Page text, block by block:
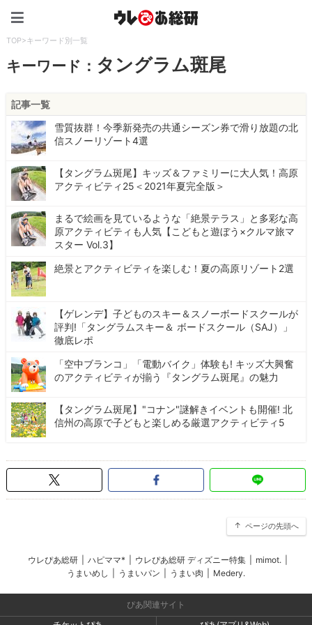
TOP>キーワード別一覧
キーワード： タングラム斑尾
記事一覧
雪質抜群！今季新発売の共通シーズン券で滑り放題の北
信スノーリゾート4選
【タングラム斑尾】キッズ＆ファミリーに大人気！高原
アクティビティ25＜2021年夏完全版＞
まるで絵画を見ているような「絶景テラス」と多彩な高
原アクティビティも人気【こどもと遊ぼう×クルマ旅マ
スター Vol.3】
絶景とアクティビティを楽しむ！夏の高原リゾート2選
【ゲレンデ】子どものスキー＆スノーボードスクールが
評判!「タングラムスキー＆ ボードスクール（SAJ）」
徹底レポ
「空中ブランコ」「電動バイク」体験も! キッズ大興奮
のアクティビティが揃う『タングラム斑尾』の魅力
【タングラム斑尾】"コナン"謎解きイベントも開催! 北
信州の高原で子どもと楽しめる厳選アクティビティ5
ページの先頭へ
ウレぴあ総研 ハピママ* ウレぴあ総研 ディズニー特集 mimot.
うまいめし
うまいパン うまい肉 Medery.
ぴあ関連サイト